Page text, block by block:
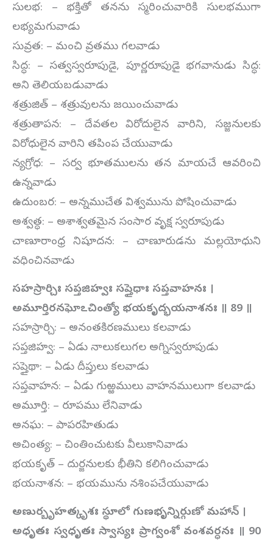
సులభ: – భక్తితో తనను స్మరించువారికి సులభముగా
లభ్యమగువాడు
సువ్రత: – మంచి వ్రతము గలవాడు
సిద్ధ: – సత్వస్వరూపుడై, పూర్ణరూపుడై భగవానుడు సిద్ధ:
అని తెలియబడువాడు
శత్రుజిత్ – శత్రువులను జయించువాడు
శత్రుతాపన: – దేవతల విరోదులైన వారిని, సజ్జనులకు
విరోధులైన వారిని తపింప చేయువాడు
న్యగ్రోధ: – సర్వ భూతములను తన మాయచే ఆవరించి
ఉన్నవాడు
ఉదుంబర: – అన్నముచేత విశ్వమును పోషించువాడు
అశ్వత్ధ: – అశాశ్వతమైన సంసార వృక్ష స్వరూపుడు
చాణూరాంధ్ర నిషూదన: – చాణూరుడను మల్లయోధుని
వధించినవాడు
సహస్రార్చిః సప్తజిహ్వః సప్తైధాః సప్తవాహనః ।
అమూర్తిరనఘోఽచింత్యో భయకృద్భయనాశనః ॥ 89 ॥
సహస్రార్చి: – అనంతకిరణములు కలవాడు
సప్తజిహ్వ: – ఏడు నాలుకలుగల అగ్నిస్వరూపుడు
సప్తైథా: – ఏడు దీప్తులు కలవాడు
సప్తవాహన: – ఏడు గుఱ్ఱములు వాహనములుగా కలవాడు
అమూర్తి: – రూపము లేనివాడు
అనఘ: – పాపరహితుడు
అచింత్య: – చింతించుటకు వీలుకానివాడు
భయకృత్ – దుర్జనులకు భీతిని కలిగించువాడు
భయనాశన: – భయమును నశింపచేయువాడు
అణుర్బృహత్కృశః స్థూలో గుణభృన్నిర్గుణో మహాన్ ।
అధృతః స్వధృతః స్వాస్యః ప్రాగ్వంశో వంశవర్ధనః ॥ 90